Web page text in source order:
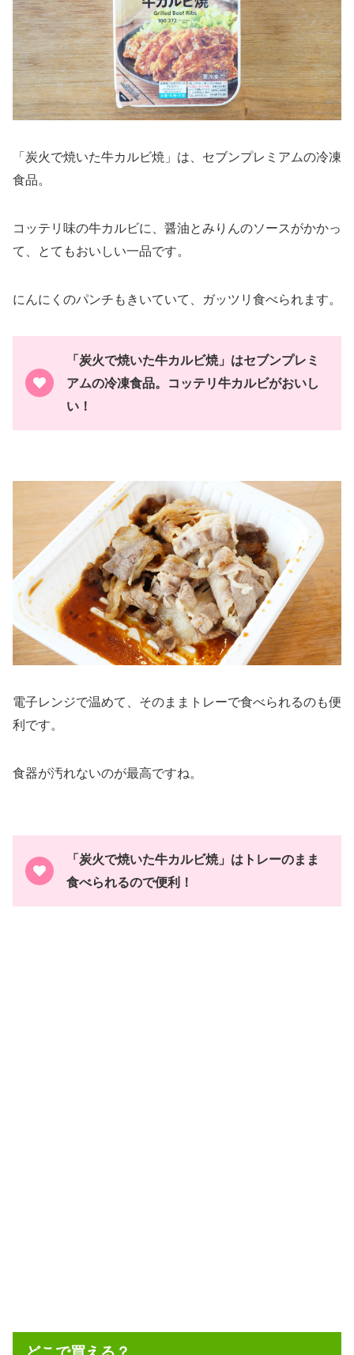
「炭火で焼いた牛カルビ焼」は、セブンプレミアムの冷凍
食品。
コッテリ味の牛カルビに、醤油とみりんのソースがかかっ
て、とてもおいしい一品です。
にんにくのパンチもきいていて、ガッツリ食べられます。
「炭火で焼いた牛カルビ焼」はセブンプレミ
アムの冷凍食品。コッテリ牛カルビがおいし
い！
電子レンジで温めて、そのままトレーで食べられるのも便
利です。
食器が汚れないのが最高ですね。
「炭火で焼いた牛カルビ焼」はトレーのまま
食べられるので便利！